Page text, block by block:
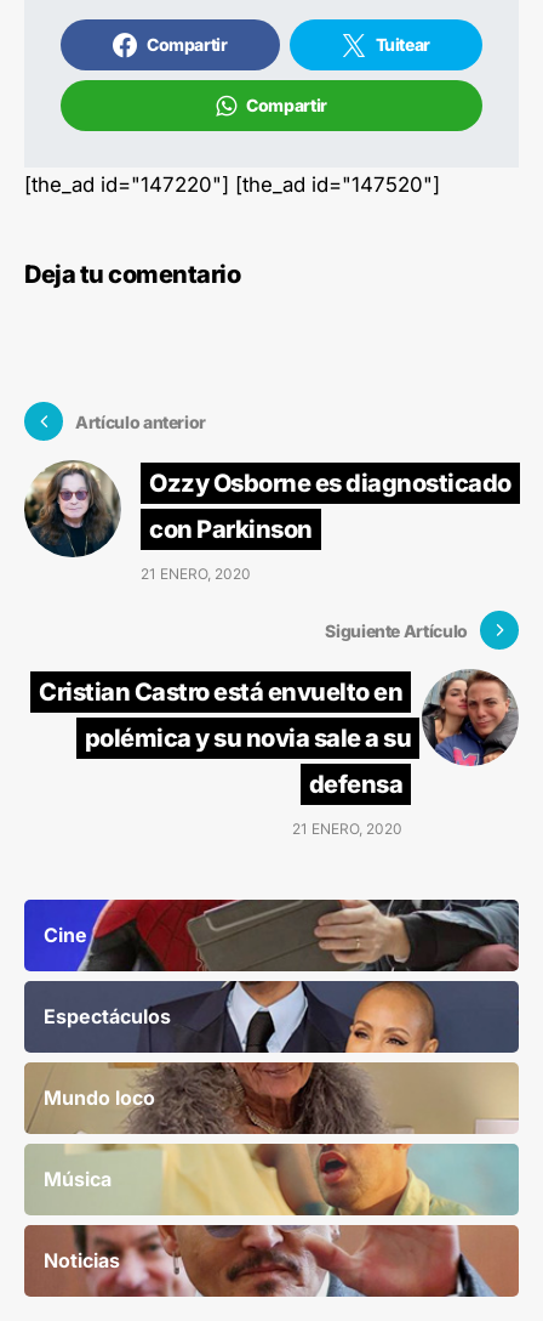
Compartir Tuitear
Compartir
[the_ad id="147220"] [the_ad id="147520"]
Deja tu comentario
Artículo anterior
Ozzy Osborne es diagnosticado
con Parkinson
21 ENERO, 2020
Siguiente Artículo
Cristian Castro está envuelto en
polémica y su novia sale a su
defensa
21 ENERO, 2020
Cine
Espectáculos
Mundo loco
Música
Noticias